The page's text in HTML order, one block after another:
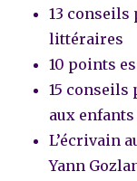
13 conseils
littéraires
10 points
15 conseils
aux enfants
L’écrivain
Yann